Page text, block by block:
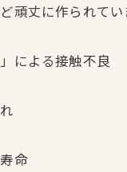
頑丈に作られて
による接触不良
命